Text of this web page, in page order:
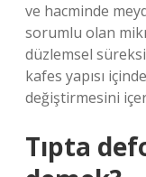
ve hacminde
sorumlu olan
düzlemsel
kafes yapısı
değiştirmesini
Tıpta